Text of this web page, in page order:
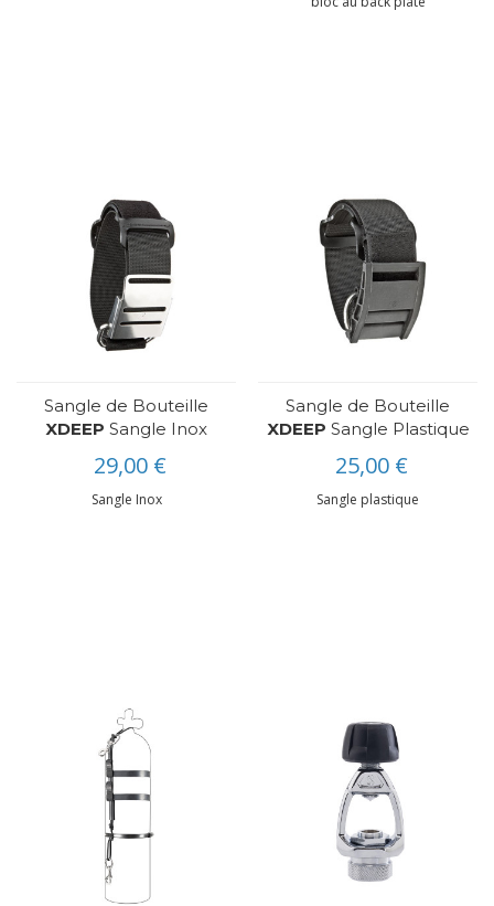
Sangle de Bouteille
XDEEP Sangle Inox
29,00 €
Sangle Inox
Sangle de Bouteille
XDEEP Sangle Plastique
25,00 €
Sangle plastique